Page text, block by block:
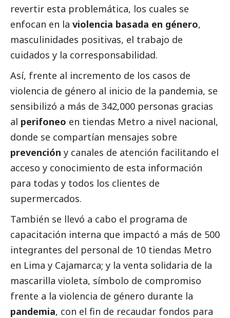
revertir esta problemática, los cuales se
enfocan en la violencia basada en género,
masculinidades positivas, el trabajo de
cuidados y la corresponsabilidad.
Así, frente al incremento de los casos de
violencia de género al inicio de la pandemia, se
sensibilizó a más de 342,000 personas gracias
al perifoneo en tiendas Metro a nivel nacional,
donde se compartían mensajes sobre
prevención y canales de atención facilitando el
acceso y conocimiento de esta información
para todas y todos los clientes de
supermercados.
También se llevó a cabo el programa de
capacitación interna que impactó a más de 500
integrantes del personal de 10 tiendas Metro
en Lima y Cajamarca; y la venta solidaria de la
mascarilla violeta, símbolo de compromiso
frente a la violencia de género durante la
pandemia, con el fin de recaudar fondos para